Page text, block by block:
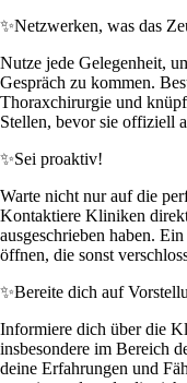
✨Netzwerken, was das
Nutze jede Gelegenheit,
Gespräch zu kommen.
Thoraxchirurgie und
Stellen, bevor sie offiziell
✨Sei proaktiv!
Warte nicht nur auf die
Kontaktiere Kliniken
ausgeschrieben haben.
öffnen, die sonst
✨Bereite dich auf
Informiere dich über die
insbesondere im Bereich
deine Erfahrungen und